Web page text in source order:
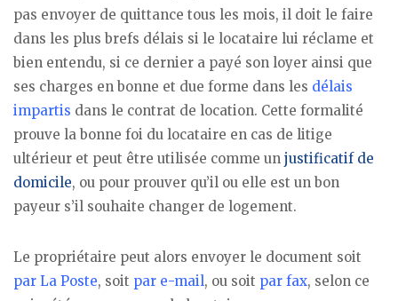
pas envoyer de quittance tous les mois, il doit le faire
dans les plus brefs délais si le locataire lui réclame et
bien entendu, si ce dernier a payé son loyer ainsi que
ses charges en bonne et due forme dans les délais
impartis dans le contrat de location. Cette formalité
prouve la bonne foi du locataire en cas de litige
ultérieur et peut être utilisée comme un justificatif de
domicile, ou pour prouver qu’il ou elle est un bon
payeur s’il souhaite changer de logement.
Le propriétaire peut alors envoyer le document soit
par La Poste, soit par e-mail, ou soit par fax, selon ce